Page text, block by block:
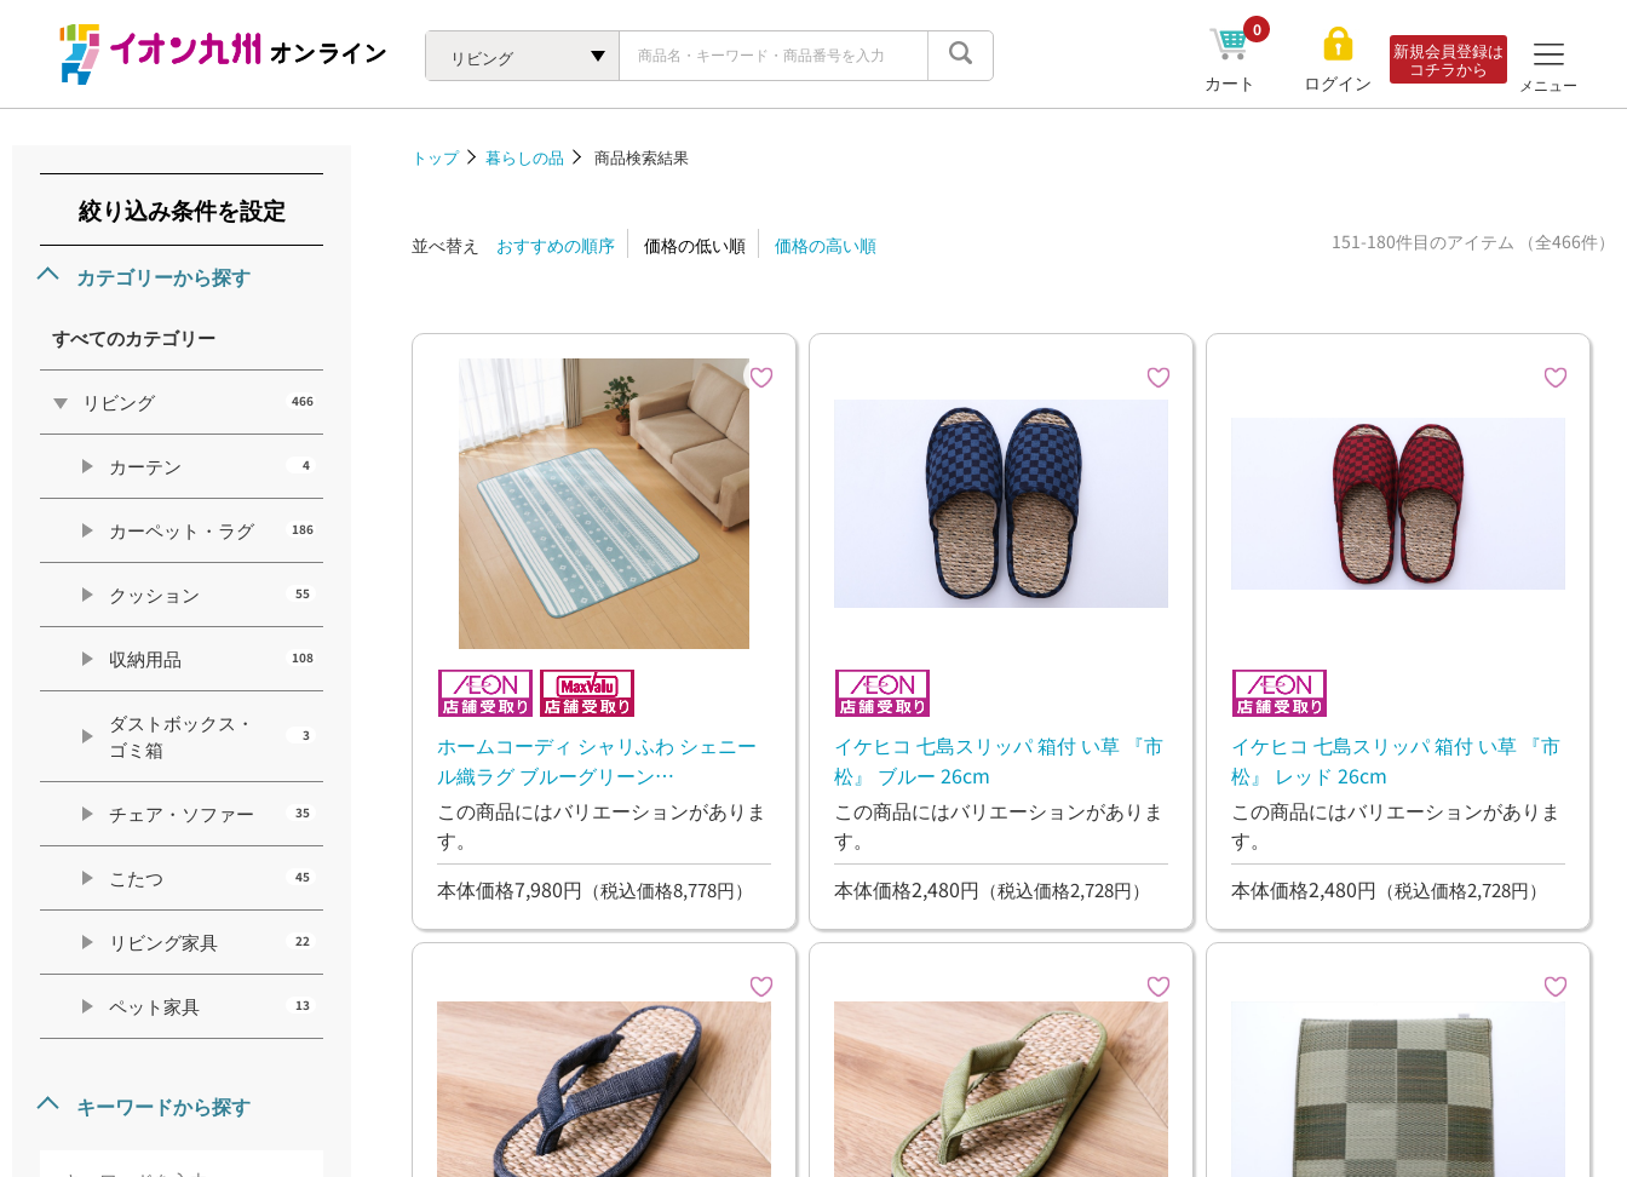
リビング
カート
0
ログイン
新規会員登録は
コチラから
メニュー
絞り込み条件を設定
カテゴリーから探す
すべてのカテゴリー
リビング 466
カーテン 4
カーペット・ラグ 186
クッション 55
収納用品 108
ダストボックス・
ゴミ箱
3
チェア・ソファー 35
こたつ 45
リビング家具 22
ペット家具 13
キーワードから探す
トップ 暮らしの品 商品検索結果
並べ替え おすすめの順序 価格の低い順 価格の高い順 151-180件目のアイテム （全466件）
ホームコーディ シャリふわ シェニー
ル織ラグ ブルーグリーン
200×240cm
この商品にはバリエーションがありま
す。
本体価格7,980円 （税込価格8,778円）
イケヒコ 七島スリッパ 箱付 い草 『市
松』 ブルー 26cm
この商品にはバリエーションがありま
す。
本体価格2,480円 （税込価格2,728円）
イケヒコ 七島スリッパ 箱付 い草 『市
松』 レッド 26cm
この商品にはバリエーションがありま
す。
本体価格2,480円 （税込価格2,728円）